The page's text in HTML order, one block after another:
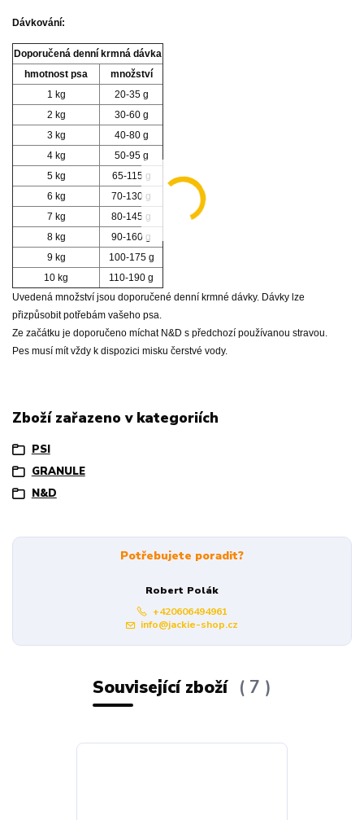
Dávkování:
Doporučená denní krmná dávka
hmotnost psa
množství
1 kg
20-35 g
2 kg
30-60 g
3 kg
40-80 g
4 kg
50-95 g
5 kg
65-115 g
6 kg
70-130 g
7 kg
80-145 g
8 kg
90-160 g
9 kg
100-175 g
10 kg
110-190 g
Uvedená množství jsou doporučené denní krmné dávky. Dávky lze
přizpůsobit potřebám vašeho psa.
Ze začátku je doporučeno míchat N&D s předchozí používanou stravou.
Pes musí mít vždy k dispozici misku čerstvé vody.
Zboží zařazeno v kategoriích
PSI
GRANULE
N&D
Potřebujete poradit?
Robert Polák
+420606494961
info@jackie-shop.cz
Související zboží 7